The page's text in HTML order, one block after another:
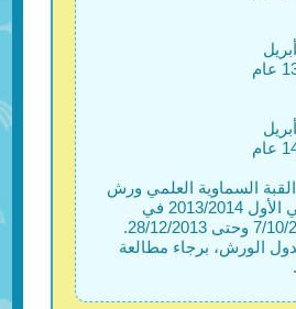
السماوية العلمي ورش
الفصل الدراسي الأول 2013/2014 في
الفترة من 7/10/2013 وحتى 28/12/2013.
الورش، برجاء مطالعة
.